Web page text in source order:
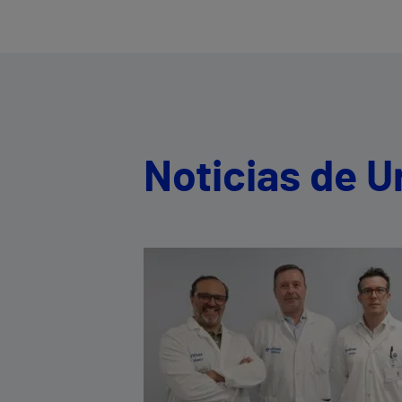
Noticias de